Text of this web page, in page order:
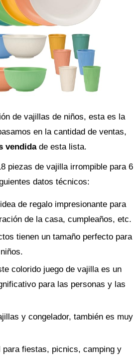
de vajillas de niños, esta es la
en la cantidad de ventas,
vendidade esta lista.
piezas de vajilla irrompible para 6
datos técnicos:
de regalo impresionante para
de la casa, cumpleaños, etc.
tienen un tamaño perfecto para
colorido juego de vajilla es un
para las personas y las
y congelador, también es muy
para fiestas, picnics, camping y